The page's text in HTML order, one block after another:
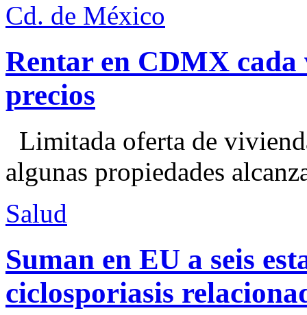
Cd. de México
Rentar en CDMX cada
precios
Limitada oferta de
algunas propiedades
Salud
Suman en EU a seis
ciclosporiasis